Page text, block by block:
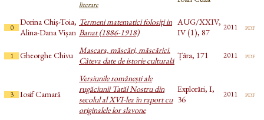
literare
0
Dorina Chiș-Toia,
Alina-Dana Vișan
Termeni matematici folosiți in
Banat (1886-1918)
AUG/XXIV,
IV (1), 87
2011 pdf
1 Gheorghe Chivu Mascara, măscări, măscărici.
Câteva date de istorie culturală Țâra, 171 2011 pdf
3 Iosif Camară
Versiunile românești ale
rugăciunii Tatăl Nostru din
secolul al XVI-lea în raport cu
originalele lor slavone
Explorări, I,
36
2011 pdf